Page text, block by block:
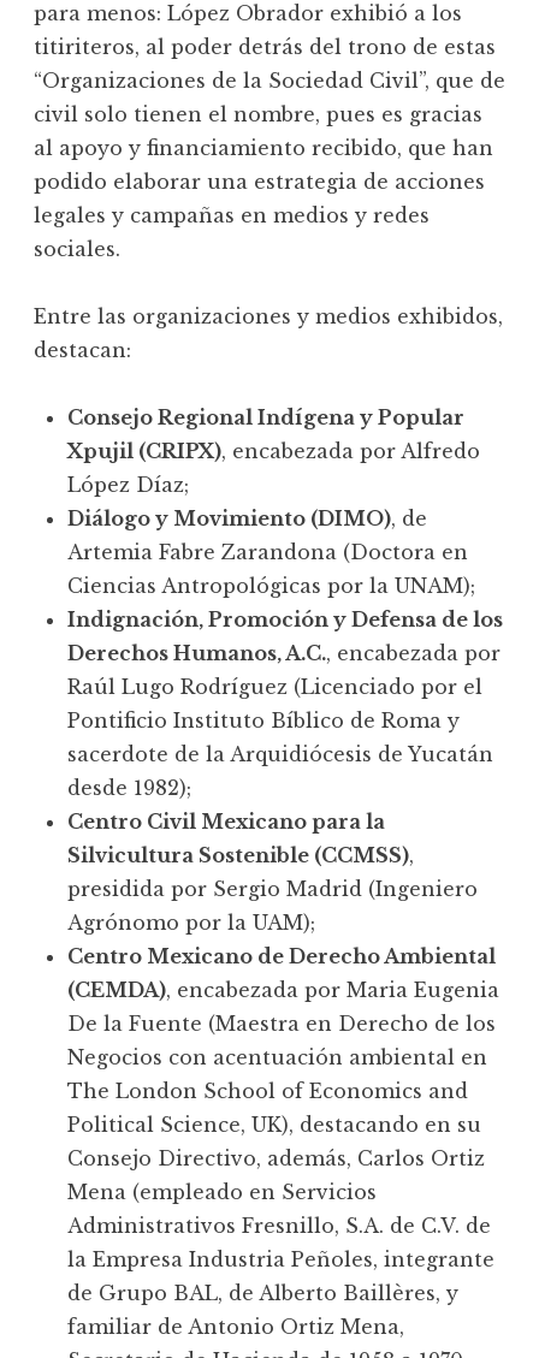
para menos: López Obrador exhibió a los
titiriteros, al poder detrás del trono de estas
“Organizaciones de la Sociedad Civil”, que de
civil solo tienen el nombre, pues es gracias
al apoyo y financiamiento recibido, que han
podido elaborar una estrategia de acciones
legales y campañas en medios y redes
sociales.
Entre las organizaciones y medios exhibidos,
destacan:
Consejo Regional Indígena y Popular
Xpujil (CRIPX), encabezada por Alfredo
López Díaz;
Diálogo y Movimiento (DIMO), de
Artemia Fabre Zarandona (Doctora en
Ciencias Antropológicas por la UNAM);
Indignación, Promoción y Defensa de los
Derechos Humanos, A.C., encabezada por
Raúl Lugo Rodríguez (Licenciado por el
Pontificio Instituto Bíblico de Roma y
sacerdote de la Arquidiócesis de Yucatán
desde 1982);
Centro Civil Mexicano para la
Silvicultura Sostenible (CCMSS),
presidida por Sergio Madrid (Ingeniero
Agrónomo por la UAM);
Centro Mexicano de Derecho Ambiental
(CEMDA), encabezada por Maria Eugenia
De la Fuente (Maestra en Derecho de los
Negocios con acentuación ambiental en
The London School of Economics and
Political Science, UK), destacando en su
Consejo Directivo, además, Carlos Ortiz
Mena (empleado en Servicios
Administrativos Fresnillo, S.A. de C.V. de
la Empresa Industria Peñoles, integrante
de Grupo BAL, de Alberto Baillères, y
familiar de Antonio Ortiz Mena,